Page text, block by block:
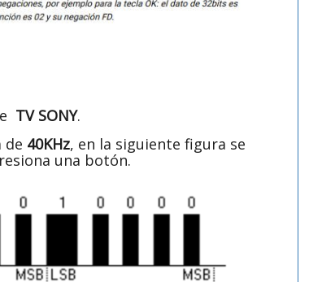
TV SONY.
de 40KHz, en la siguiente figura se
una botón.